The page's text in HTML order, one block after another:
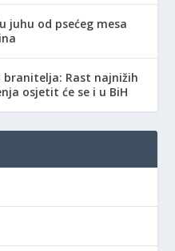
juhu od psećeg mesa
branitelja: Rast najnižih
osjetit će se i u BiH